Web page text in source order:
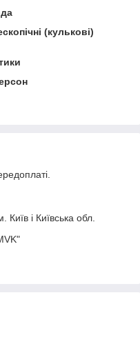
(кулькові)
і Київська обл.